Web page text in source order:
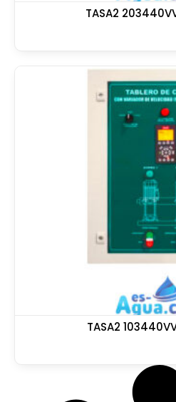
TASA2
TASA2